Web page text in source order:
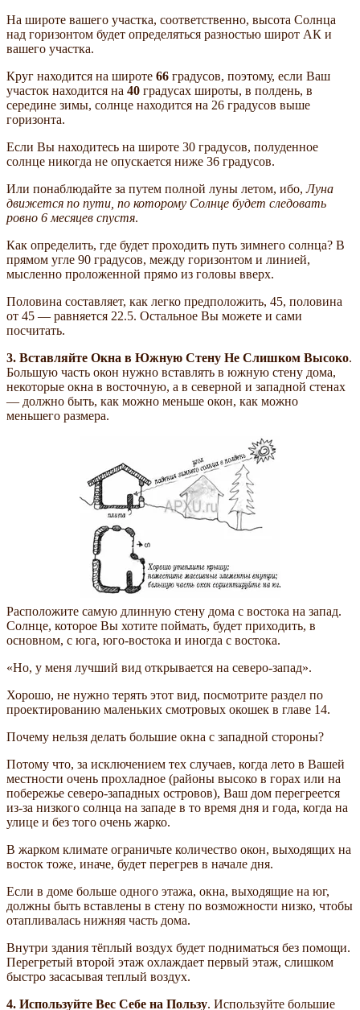
На широте вашего участка, соответственно, высота Солнца
над горизонтом будет определяться разностью широт АК и
вашего участка.
Круг находится на широте 66 градусов, поэтому, если Ваш
участок находится на 40 градусах широты, в полдень, в
середине зимы, солнце находится на 26 градусов выше
горизонта.
Если Вы находитесь на широте 30 градусов, полуденное
солнце никогда не опускается ниже 36 градусов.
Или понаблюдайте за путем полной луны летом, ибо,Луна
движется по пути, по которому Солнце будет следовать
ровно 6 месяцев спустя.
Как определить, где будет проходить путь зимнего солнца? В
прямом угле 90 градусов, между горизонтом и линией,
мысленно проложенной прямо из головы вверх.
Половина составляет, как легко предположить, 45, половина
от 45 — равняется 22.5. Остальное Вы можете и сами
посчитать.
3. Вставляйте Окна в Южную Стену Не Слишком Высоко.
Большую часть окон нужно вставлять в южную стену дома,
некоторые окна в восточную, а в северной и западной стенах
— должно быть, как можно меньше окон, как можно
меньшего размера.
Расположите самую длинную стену дома с востока на запад.
Солнце, которое Вы хотите поймать, будет приходить, в
основном, с юга, юго-востока и иногда с востока.
«Но, у меня лучший вид открывается на северо-запад».
Хорошо, не нужно терять этот вид, посмотрите раздел по
проектированию маленьких смотровых окошек в главе 14.
Почему нельзя делать большие окна с западной стороны?
Потому что, за исключением тех случаев, когда лето в Вашей
местности очень прохладное (районы высоко в горах или на
побережье северо-западных островов), Ваш дом перегреется
из-за низкого солнца на западе в то время дня и года, когда на
улице и без того очень жарко.
В жарком климате ограничьте количество окон, выходящих на
восток тоже, иначе, будет перегрев в начале дня.
Если в доме больше одного этажа, окна, выходящие на юг,
должны быть вставлены в стену по возможности низко, чтобы
отапливалась нижняя часть дома.
Внутри здания тёплый воздух будет подниматься без помощи.
Перегретый второй этаж охлаждает первый этаж, слишком
быстро засасывая теплый воздух.
4. Используйте Вес Себе на Пользу. Используйте большие